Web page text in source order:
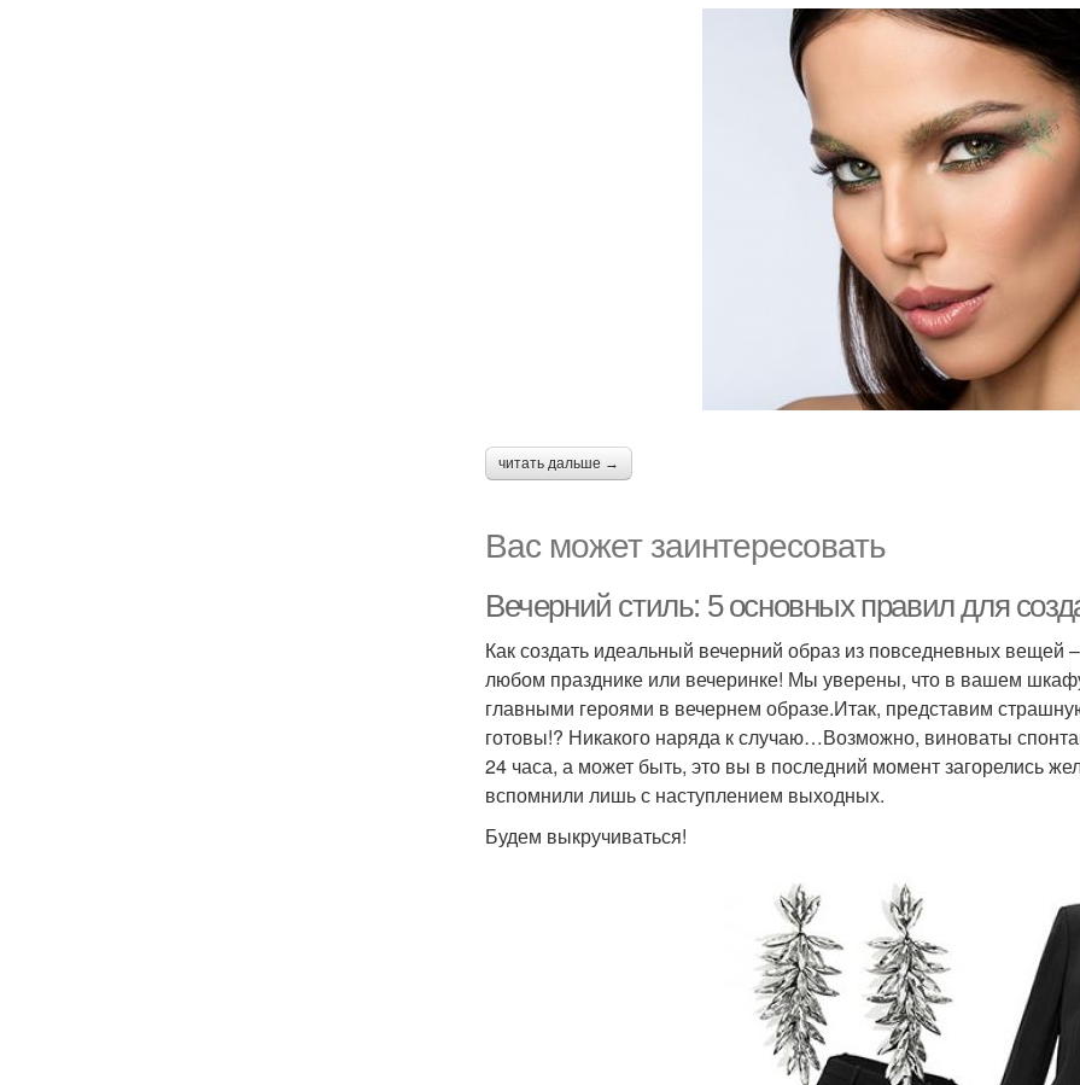
читать дальше →
Вас может заинтересовать
Вечерний стиль: 5 основных правил для
Как создать идеальный вечерний образ из повседневных вещей
любом празднике или вечеринке! Мы уверены, что в вашем
главными героями в вечернем образе.Итак, представим
готовы!? Никакого наряда к случаю…Возможно, виноваты
24 часа, а может быть, это вы в последний момент загорелись
вспомнили лишь с наступлением выходных.
Будем выкручиваться!